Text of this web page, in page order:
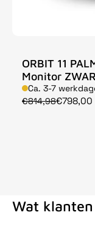
ORBIT 11
Monitor
Ca. 3-7
€814,98€798,00
Wat